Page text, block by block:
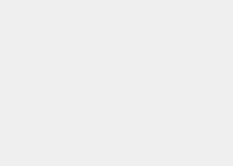
Hizmetleri ve